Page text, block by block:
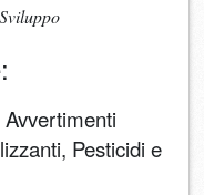
Avvertimenti
Pesticidi e